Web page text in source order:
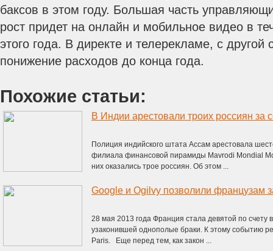
баксов в этом году. Большая часть
рост придет на онлайн и мобильное видео в
этого года. В директе и телерекламе, с другой
понижение расходов до конца года.
Похожие статьи:
В Индии арестовали троих россиян
Полиция индийского штата Ассам арестовала
филиала финансовой пирамиды Mavrodi Mondial
них оказались трое россиян. Об этом ...
28 мая 2013 года Франция стала девятой по счету
узаконившей однополые браки. К этому событию
Paris. Еще перед тем, как закон ...